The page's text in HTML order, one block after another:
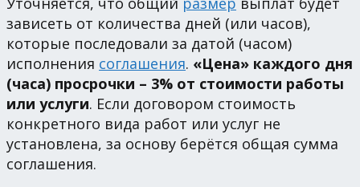
зависеть от количества дней (или часов),
которые последовали за датой (часом)
исполнения соглашения. «Цена» каждого дня
(часа) просрочки – 3% от стоимости работы
или услуги. Если договором стоимость
конкретного вида работ или услуг не
установлена, за основу берётся общая сумма
соглашения.